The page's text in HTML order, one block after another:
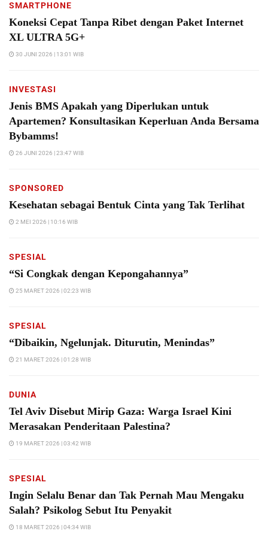
SMARTPHONE
Koneksi Cepat Tanpa Ribet dengan Paket Internet
XL ULTRA 5G+
30 JUNI 2026 | 13:01 WIB
INVESTASI
Jenis BMS Apakah yang Diperlukan untuk
Apartemen? Konsultasikan Keperluan Anda Bersama
Bybamms!
26 JUNI 2026 | 23:47 WIB
SPONSORED
Kesehatan sebagai Bentuk Cinta yang Tak Terlihat
2 MEI 2026 | 10:16 WIB
SPESIAL
“Si Congkak dengan Kepongahannya”
25 MARET 2026 | 02:23 WIB
SPESIAL
“Dibaikin, Ngelunjak. Diturutin, Menindas”
21 MARET 2026 | 01:28 WIB
DUNIA
Tel Aviv Disebut Mirip Gaza: Warga Israel Kini
Merasakan Penderitaan Palestina?
19 MARET 2026 | 03:42 WIB
SPESIAL
Ingin Selalu Benar dan Tak Pernah Mau Mengaku
Salah? Psikolog Sebut Itu Penyakit
18 MARET 2026 | 04:34 WIB